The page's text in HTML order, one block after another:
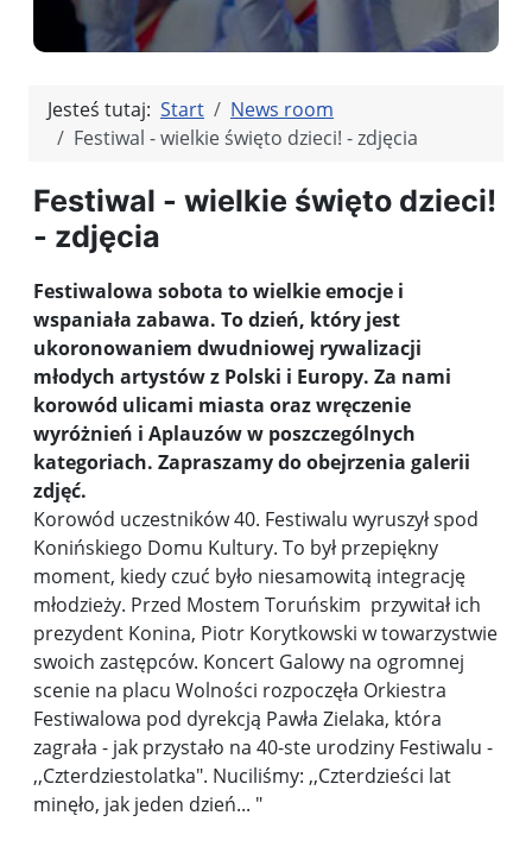
Jesteś tutaj: Start
News room
Festiwal - wielkie święto dzieci! - zdjęcia
Festiwal - wielkie święto dzieci!
- zdjęcia
Festiwalowa sobota to wielkie emocje i
wspaniała zabawa. To dzień, który jest
ukoronowaniem dwudniowej rywalizacji
młodych artystów z Polski i Europy. Za nami
korowód ulicami miasta oraz wręczenie
wyróżnień i Aplauzów w poszczególnych
kategoriach. Zapraszamy do obejrzenia galerii
zdjęć.
Korowód uczestników 40. Festiwalu wyruszył spod
Konińskiego Domu Kultury. To był przepiękny
moment, kiedy czuć było niesamowitą integrację
młodzieży. Przed Mostem Toruńskim przywitał ich
prezydent Konina, Piotr Korytkowski w towarzystwie
swoich zastępców. Koncert Galowy na ogromnej
scenie na placu Wolności rozpoczęła Orkiestra
Festiwalowa pod dyrekcją Pawła Zielaka, która
zagrała - jak przystało na 40-ste urodziny Festiwalu -
,,Czterdziestolatka". Nuciliśmy: ,,Czterdzieści lat
minęło, jak jeden dzień... "